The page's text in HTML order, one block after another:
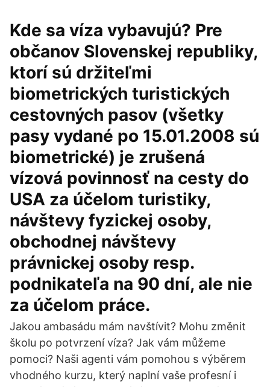
Kde sa víza vybavujú? Pre
občanov Slovenskej republiky,
ktorí sú držiteľmi
biometrických turistických
cestovných pasov (všetky
pasy vydané po 15.01.2008 sú
biometrické) je zrušená
vízová povinnosť na cesty do
USA za účelom turistiky,
návštevy fyzickej osoby,
obchodnej návštevy
právnickej osoby resp.
podnikateľa na 90 dní, ale nie
za účelom práce.
Jakou ambasádu mám navštívit? Mohu změnit
školu po potvrzení víza? Jak vám můžeme
pomoci? Naši agenti vám pomohou s výběrem
vhodného kurzu, který naplní vaše profesní i